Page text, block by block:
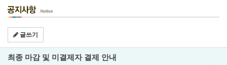
글쓰기
최종 마감 및 미결제자 결제 안내